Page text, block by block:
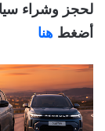
أضغط هنا